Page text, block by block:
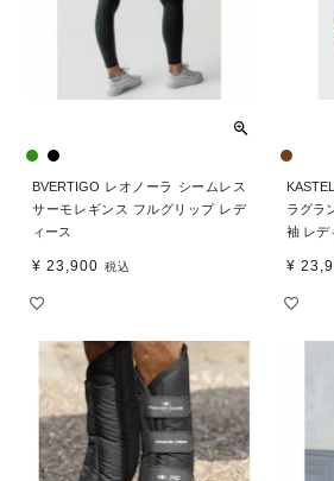
BVERTIGO レオノーラ シームレス
サーモレギンス フルグリップ レデ
ィース
¥ 23,900 税込
ラグラ
袖 レデ
¥